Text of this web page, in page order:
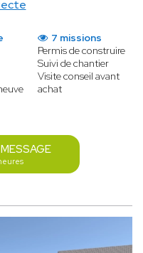
7 missions
Permis de construire
Suivi de chantier
Visite conseil avant
achat